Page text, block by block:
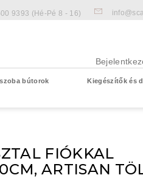
9393 (Hé-Pé 8 - 16)
bútorok Kiegészítők és
FIÓKKAL
ARTISAN